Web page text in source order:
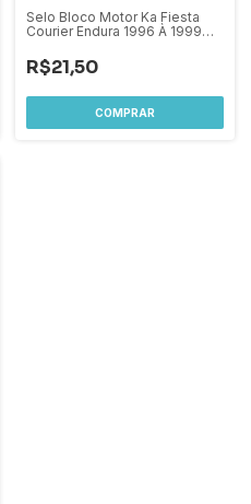
Selo Bloco Motor Ka Fiesta
Courier Endura 1996 À 1999
R$21,50